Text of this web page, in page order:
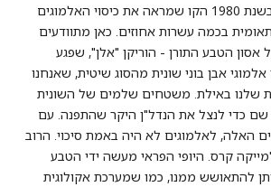
בגרף של יוז רואים שבשנת 1980 הקו שמראה את כיסוי האלמוגים
בכמה עשרות אחוזים. כאן מתוודעים
אסון הטבע התורן - הוריקן "אלן", שפגע
אבן בוני שונית מהסוג שיטית, שאנחנו
שלנו באילת. משטחים שלמים של השונית
שם כדי לנצל את הנדל"ן היקר שהתפנה. עם
האלה, לאלמוגים לא היה באמת סיכוי. הרוב
קרס. היופי הפראי מעשה ידי הטבע
להתאושש ממנו, כמו שמערכת אקולוגית